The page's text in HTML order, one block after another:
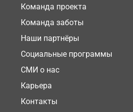
Команда проекта
Команда заботы
Наши партнёры
Социальные программы
СМИ о нас
Карьера
Контакты